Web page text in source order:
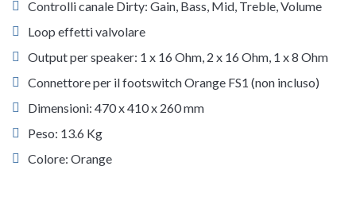
Controlli canale Dirty: Gain, Bass, Mid, Treble, Volume
Loop effetti valvolare
Output per speaker: 1 x 16 Ohm, 2 x 16 Ohm, 1 x 8 Ohm
Connettore per il footswitch Orange FS1 (non incluso)
Dimensioni: 470 x 410 x 260 mm
Peso: 13.6 Kg
Colore: Orange